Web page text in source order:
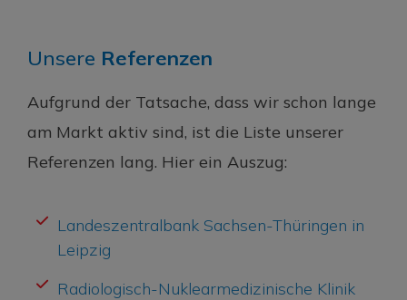
Unsere Referenzen
Aufgrund der Tatsache, dass wir schon lange
am Markt aktiv sind, ist die Liste unserer
Referenzen lang. Hier ein Auszug:
Landeszentralbank Sachsen-Thüringen in
Leipzig
Radiologisch-Nuklearmedizinische Klinik